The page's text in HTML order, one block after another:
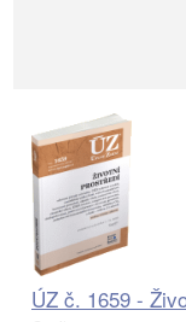
ÚZ č. 1659 -